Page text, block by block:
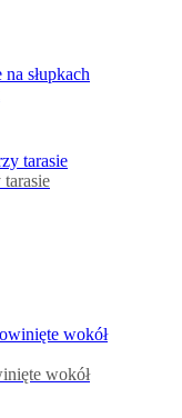
tarasie
wokół